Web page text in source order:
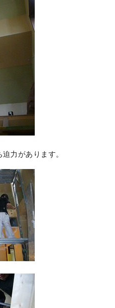
力があります。